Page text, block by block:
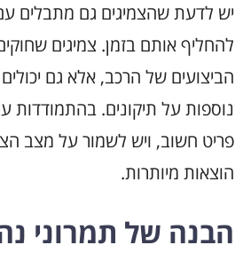
יש לדעת שהצמיגים גם מתבלים
להחליף אותם בזמן. צמיגים
הביצועים של הרכב, אלא גם
נוספות על תיקונים. בהתמודדות
פריט חשוב, ויש לשמור על מצב
הוצאות מיותרות.
הבנה של תמרוני